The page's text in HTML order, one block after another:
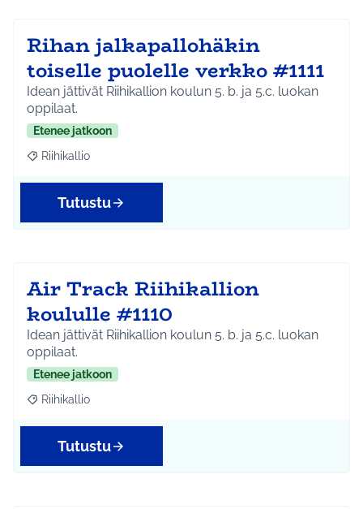
Rihan jalkapallohäkin
toiselle puolelle verkko #1111
Idean jättivät Riihikallion koulun 5. b. ja 5.c. luokan
oppilaat.
Etenee jatkoon
Rajaa tulokset aihepiirin mukaan: Riihikallio
Riihikallio
Tutustu
Air Track Riihikallion
koululle #1110
Idean jättivät Riihikallion koulun 5. b. ja 5.c. luokan
oppilaat.
Etenee jatkoon
Rajaa tulokset aihepiirin mukaan: Riihikallio
Riihikallio
Tutustu